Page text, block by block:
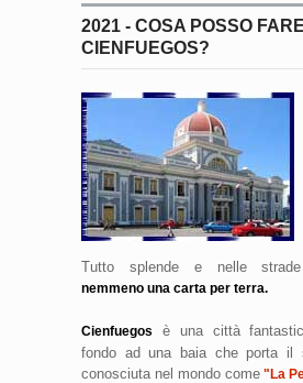
2021 - COSA POSSO
CIENFUEGOS?
Tutto splende e nelle
nemmeno una carta per terra.
Cienfuegos
è una città
fondo ad una baia che porta il
conosciuta nel mondo come "La